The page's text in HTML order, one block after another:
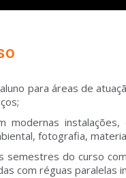
para áreas de
modernas
fotografia,
do curso
com réguas paralelas